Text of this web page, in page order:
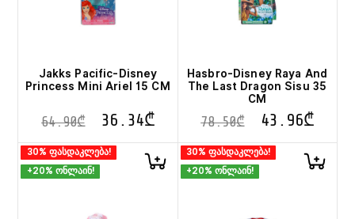
Jakks Pacific-Disney
Princess Mini Ariel 15 CM
64.90₾ 36.34₾
Hasbro-Disney Raya And
The Last Dragon Sisu 35
CM
78.50₾ 43.96₾
30% ფასდაკლება!
+20% ონლაინ!
30% ფასდაკლება!
+20% ონლაინ!